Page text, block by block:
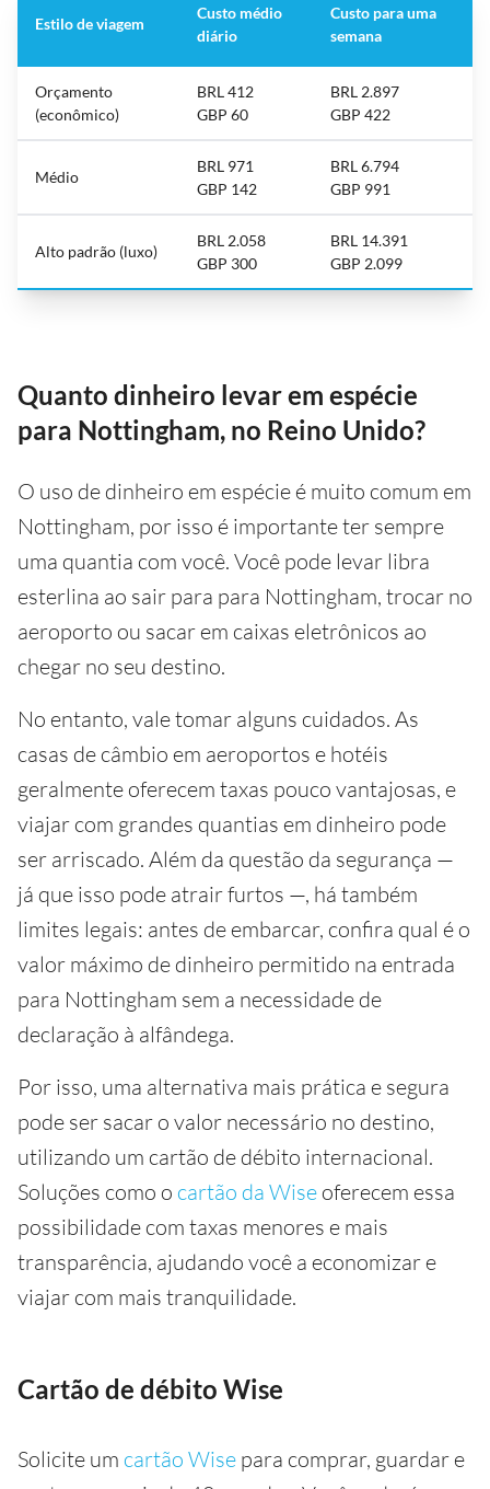
Estilo de viagem
Custo médio
diário
Custo para uma
semana
Orçamento
(econômico)
BRL 412
GBP 60
BRL 2.897
GBP 422
Médio
BRL 971
GBP 142
BRL 6.794
GBP 991
Alto padrão (luxo)
BRL 2.058
GBP 300
BRL 14.391
GBP 2.099
Quanto dinheiro levar em espécie
para Nottingham, no Reino Unido?
O uso de dinheiro em espécie é muito comum em
Nottingham, por isso é importante ter sempre
uma quantia com você. Você pode levar libra
esterlina ao sair para para Nottingham, trocar no
aeroporto ou sacar em caixas eletrônicos ao
chegar no seu destino.
No entanto, vale tomar alguns cuidados. As
casas de câmbio em aeroportos e hotéis
geralmente oferecem taxas pouco vantajosas, e
viajar com grandes quantias em dinheiro pode
ser arriscado. Além da questão da segurança —
já que isso pode atrair furtos —, há também
limites legais: antes de embarcar, confira qual é o
valor máximo de dinheiro permitido na entrada
para Nottingham sem a necessidade de
declaração à alfândega.
Por isso, uma alternativa mais prática e segura
pode ser sacar o valor necessário no destino,
utilizando um cartão de débito internacional.
Soluções como o cartão da Wise oferecem essa
possibilidade com taxas menores e mais
transparência, ajudando você a economizar e
viajar com mais tranquilidade.
Cartão de débito Wise
Solicite um cartão Wise para comprar, guardar e